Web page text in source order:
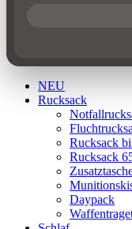
NEU
Rucksack
Rucksack
Rucksack
Daypack